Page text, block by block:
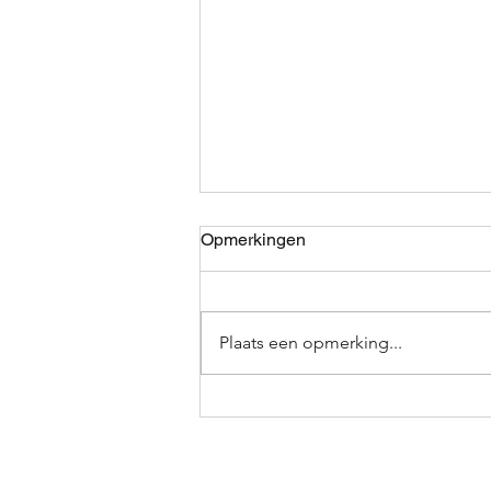
Opmerkingen
Plaats een opmerking...